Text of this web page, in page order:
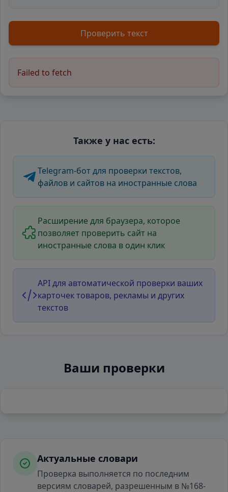
Проверить текст
Failed to fetch
Также у нас есть:
Telegram-бот для проверки текстов,
файлов и сайтов на иностранные слова
Расширение для браузера, которое
позволяет проверить сайт на
иностранные слова в один клик
API для автоматической проверки ваших
карточек товаров, рекламы и других
текстов
Ваши проверки
Актуальные словари
Проверка выполняется по последним
версиям словарей, разрешенным в №168-